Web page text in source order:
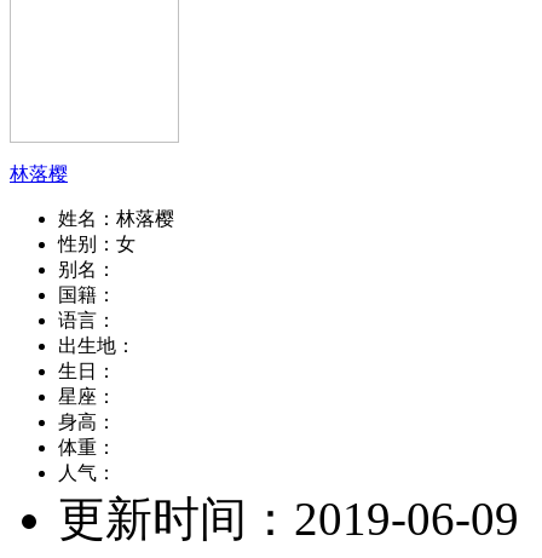
林落樱
姓名： 林落樱
性别： 女
别名：
国籍：
语言：
出生地：
生日：
星座：
身高：
体重：
人气：
更新时间： 2019-06-09